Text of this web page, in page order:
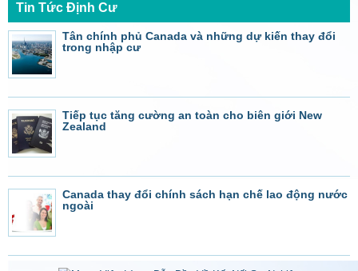
Tin Tức Định Cư
Tân chính phủ Canada và những dự kiến thay đổi
trong nhập cư
Tiếp tục tăng cường an toàn cho biên giới New
Zealand
Canada thay đổi chính sách hạn chế lao động nước
ngoài